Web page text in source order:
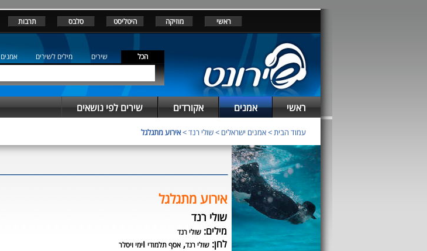
ראשי מוזיקה היטליסט סלבס תרבות
הכל שירים מילים לשירים אמנים
ראשי אמנים אקורדים שירים לפי נושאים
עמוד הבית>אמנים ישראלים >שולי רנד>אירוע מתגלגל
אירוע מתגלגל
שולי רנד
מילים: שולי רנד
לחן: שולי רנד, אסף תלמודי וימי ויסלר